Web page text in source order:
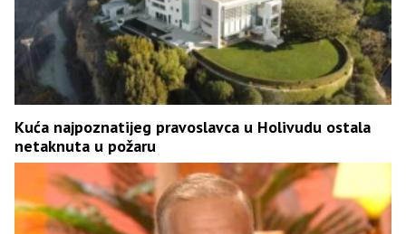
Kuća najpoznatijeg pravoslavca u Holivudu ostala
netaknuta u požaru